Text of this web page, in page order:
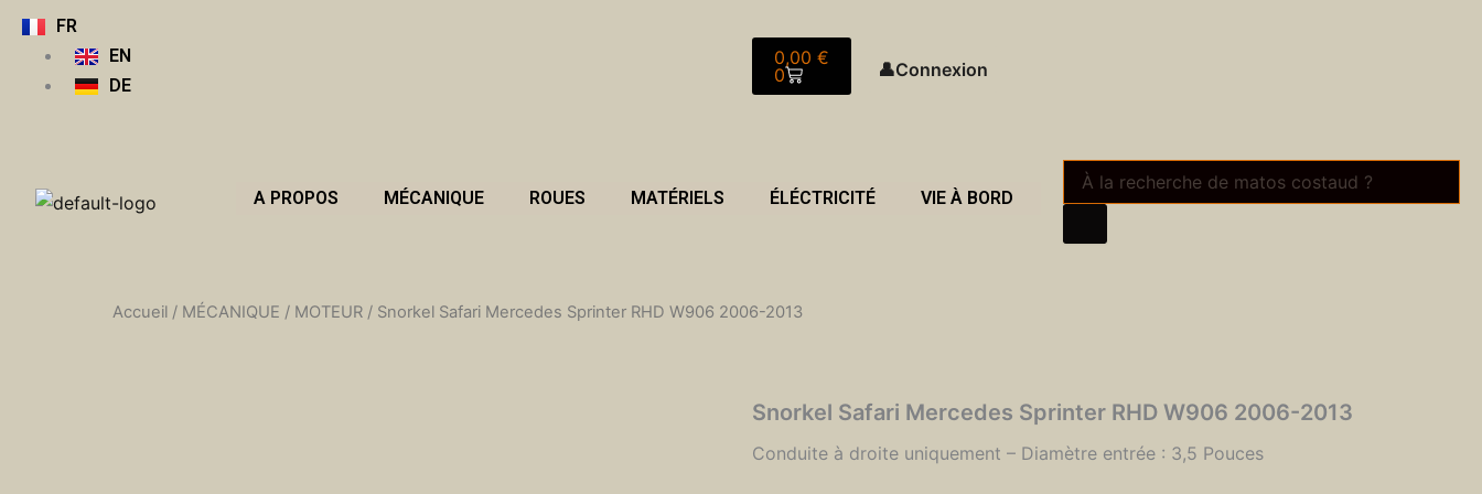
Aller
FR
EN
DE
0,00 €
0
Panier
👤Connexion
A PROPOS MÉCANIQUE ROUES MATÉRIELS ÉLÉCTRICITÉ VIE À BORD
Recherche
Accueil / MÉCANIQUE / MOTEUR / Snorkel Safari Mercedes Sprinter RHD W906 2006-2013
Snorkel Safari Mercedes Sprinter RHD W906 2006-2013
Conduite à droite uniquement – Diamètre entrée : 3,5 Pouces